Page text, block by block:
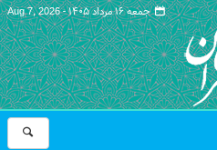
جمعه ۱۶ مرداد ۱۴۰۵ - Aug 7, 2026